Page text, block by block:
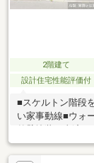
2階建て
設計住宅性能評価付
■スケルトン階段
い家事動線■ウォ
サワホーム分譲地